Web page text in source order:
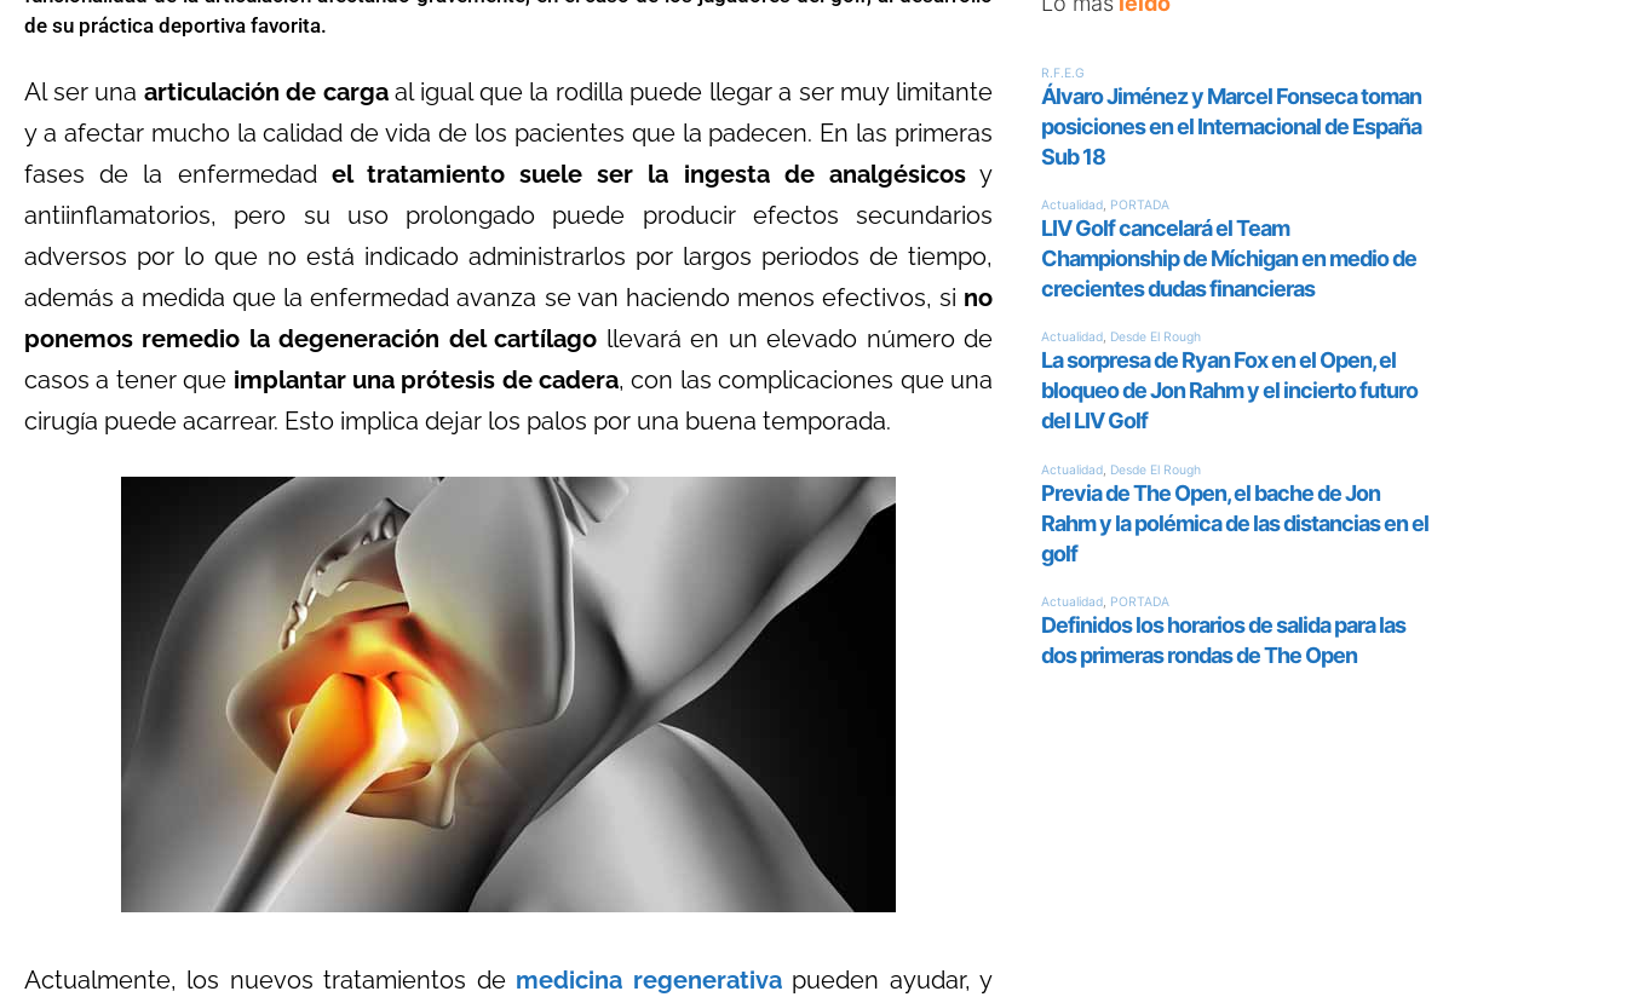
de su práctica deportiva favorita.
Al ser una articulación de cargaal igual que la rodilla puede llegar a ser muy limitante
y a afectar mucho la calidad de vida de los pacientes que la padecen. En las primeras
fases de la enfermedad el tratamiento suele ser la ingesta de analgésicosy
antiinflamatorios, pero su uso prolongado puede producir efectos secundarios
adversos por lo que no está indicado administrarlos por largos periodos de tiempo,
además a medida que la enfermedad avanza se van haciendo menos efectivos, si no
ponemos remedio la degeneración del cartílago llevará en un elevado número de
casos a tener que implantar una prótesis de cadera, con las complicaciones que una
cirugía puede acarrear. Esto implica dejar los palos por una buena temporada.
Actualmente, los nuevos tratamientos de medicina regenerativa pueden ayudar, y